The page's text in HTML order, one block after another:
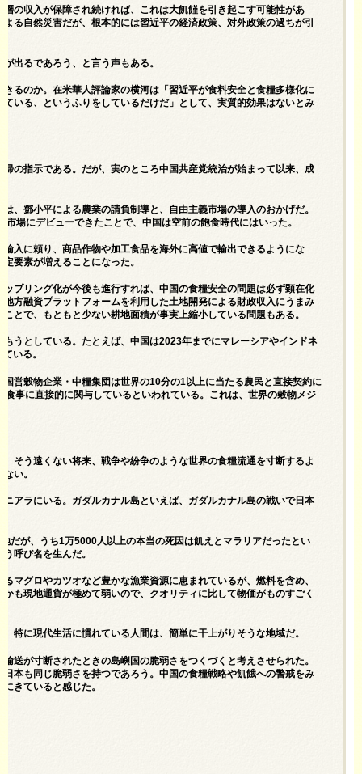
の収入が保障され続ければ、これは大飢饉を引き起こす可能性があ
る自然災害だが、根本的には習近平の経済政策、対外政策の過ちが引
出るであろう、と言う声もある。
るのか。在米華人評論家の横河は「習近平が食料安全と食糧多様化に
いる、というふりをしているだけだ」として、実質的効果はないとみ
の指示である。だが、実のところ中国共産党統治が始まって以来、成
、鄧小平による農業の請負制導と、自由主義市場の導入のおかげだ。
場にデビューできたことで、中国は空前の飽食時代にはいった。
入に頼り、商品作物や加工食品を海外に高値で輸出できるようにな
要素が増えることになった。
プリング化が今後も進行すれば、中国の食糧安全の問題は必ず顕在化
方融資プラットフォームを利用した土地開発による財政収入にうまみ
とで、もともと少ない耕地面積が事実上縮小している問題もある。
うとしている。たとえば、中国は2023年までにマレーシアやインドネ
いる。
営穀物企業・中糧集団は世界の10分の1以上に当たる農民と直接契約に
事に直接的に関与しているといわれている。これは、世界の穀物メジ
そう遠くない将来、戦争や紛争のような世界の食糧流通を寸断するよ
い。
アラにいる。ガダルカナル島といえば、ガダルカナル島の戦いで日本
だが、うち1万5000人以上の本当の死因は飢えとマラリアだったとい
呼び名を生んだ。
マグロやカツオなど豊かな漁業資源に恵まれているが、燃料を含め、
も現地通貨が極めて弱いので、クオリティに比して物価がものすごく
特に現代生活に慣れている人間は、簡単に干上がりそうな地域だ。
送が寸断されたときの島嶼国の脆弱さをつくづくと考えさせられた。
本も同じ脆弱さを持つであろう。中国の食糧戦略や飢餓への警戒をみ
きていると感じた。